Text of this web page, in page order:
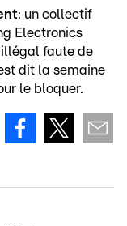
: un collectif
Electronics
faute de
dit la semaine
le bloquer.